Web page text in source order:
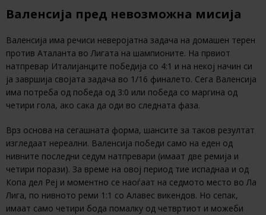
Валенсија пред невозможна мисија
Валенсија има речиси неверојатна задача на домашен терен
против Аталанта во Лигата на шампионите. На првиот
натпревар Италијанците победија со 4:1 и на некој начин си
ја завршија својата задача во 1/16 финалето. Сега Валенсија
има потреба од победа од 3:0 или победа со маргина од
четири гола, ако сака да оди во следната фаза.
Врз основа на сегашната форма, шансите за таков резултат
изгледаат нереални. Валенсија победи само на еден од
нивните последни седум натпревари (имаат две ремија и
четири порази). За време на овој период тие испаднаа и од
Копа дел Реј и моментно се наоѓаат на седмото место во Ла
Лига, по нивното реми 1:1 со Алавес викендов. Но сепак,
имаат само четири бода помалку од четвртиот и можеби